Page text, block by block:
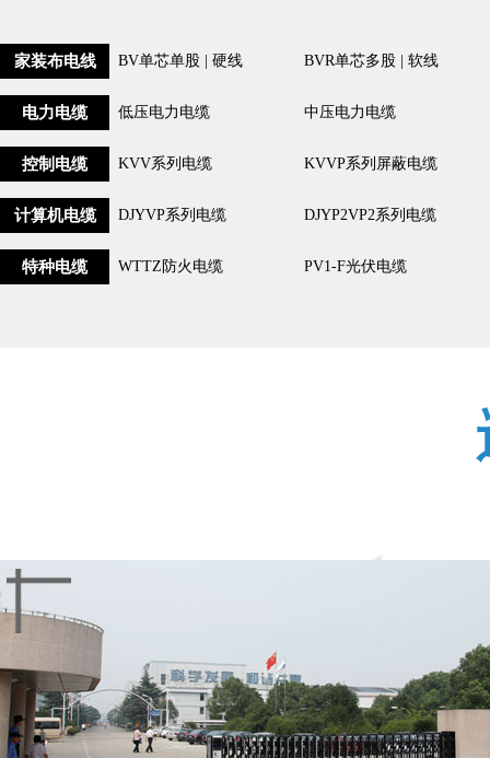
家装布电线 BV单芯单股 | 硬线 BVR单芯多股 | 软线
电力电缆 低压电力电缆 中压电力电缆
控制电缆 KVV系列电缆 KVVP系列屏蔽电缆
计算机电缆 DJYVP系列电缆 DJYP2VP2系列电缆
特种电缆 WTTZ防火电缆 PV1-F光伏电缆